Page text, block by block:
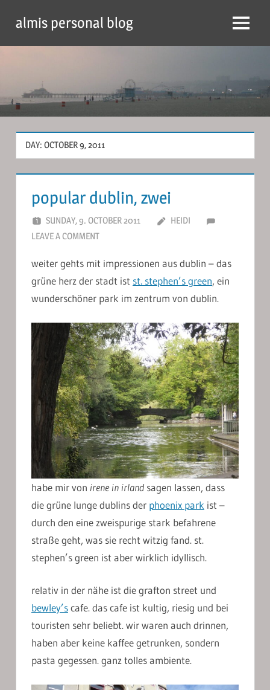
content
almis personal blog Menu
DAY: OCTOBER 9, 2011
popular dublin, zwei
SUNDAY, 9. OCTOBER 2011
HEIDI
LEAVE A COMMENT
weiter gehts mit impressionen aus dublin – das
grüne herz der stadt ist st. stephen’s green, ein
wunderschöner park im zentrum von dublin.
habe mir von irene in irland sagen lassen, dass
die grüne lunge dublins der phoenix park ist –
durch den eine zweispurige stark befahrene
straße geht, was sie recht witzig fand. st.
stephen’s green ist aber wirklich idyllisch.
relativ in der nähe ist die grafton street und
bewley’scafe. das cafe ist kultig, riesig und bei
touristen sehr beliebt. wir waren auch drinnen,
haben aber keine kaffee getrunken, sondern
pasta gegessen. ganz tolles ambiente.